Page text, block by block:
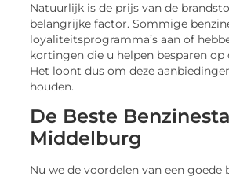
Natuurlijk is de prijs van de
belangrijke factor. Sommige
loyaliteitsprogramma’s aan of
kortingen die u helpen besparen
Het loont dus om deze
houden.
De Beste
Middelburg
Nu we de voordelen van een goede